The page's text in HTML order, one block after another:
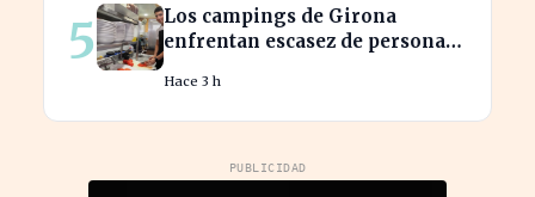
5
Los campings de Girona
enfrentan escasez de personal
cubrirla
Hace 3 h
PUBLICIDAD